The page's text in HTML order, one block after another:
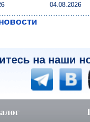
04.08.2026
на наши